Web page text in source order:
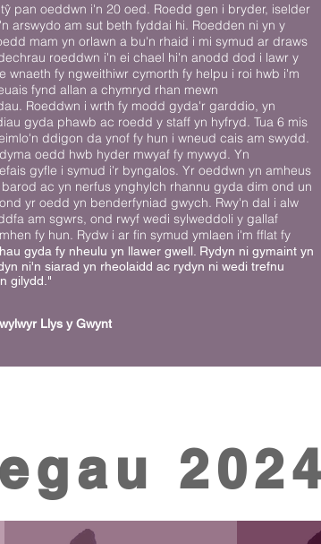
pan oeddwn i'n 20 oed. Roedd gen i bryder, iselder
arswydo am sut beth fyddai hi. Roedden ni yn y
mam yn orlawn a bu'n rhaid i mi symud ar draws
roeddwn i'n ei chael hi'n anodd dod i lawr y
wnaeth fy ngweithiwr cymorth fy helpu i roi hwb i'm
fynd allan a chymryd rhan mewn
Roeddwn i wrth fy modd gyda'r garddio, yn
gyda phawb ac roedd y staff yn hyfryd. Tua 6 mis
ddigon da ynof fy hun i wneud cais am swydd.
oedd hwb hyder mwyaf fy mywyd. Yn
gyfle i symud i'r byngalos. Yr oeddwn yn amheus
ac yn nerfus ynghylch rhannu gyda dim ond un
yr oedd yn benderfyniad gwych. Rwy'n dal i alw
am sgwrs, ond rwyf wedi sylweddoli y gallaf
fy hun. Rydw i ar fin symud ymlaen i'm fflat fy
gyda fy nheulu yn llawer gwell. Rydyn ni gymaint yn
ni'n siarad yn rheolaidd ac rydyn ni wedi trefnu
gilydd."
Llys y Gwynt​